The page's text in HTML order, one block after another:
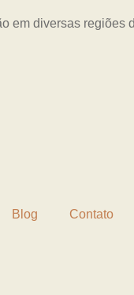
em diversas regiões
Blog Contato